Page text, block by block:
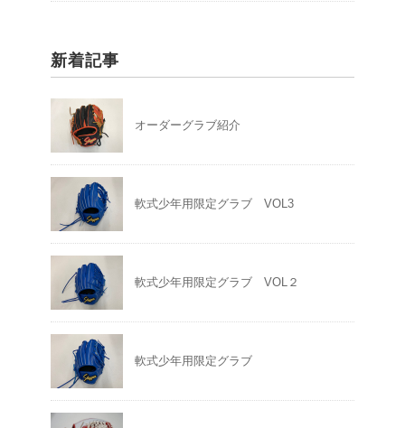
新着記事
オーダーグラブ紹介
軟式少年用限定グラブ VOL3
軟式少年用限定グラブ VOL２
軟式少年用限定グラブ